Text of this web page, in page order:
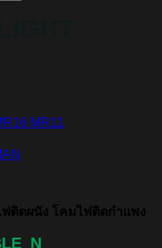
MR11
ฟติดผนัง โคมไฟติดกำแพง